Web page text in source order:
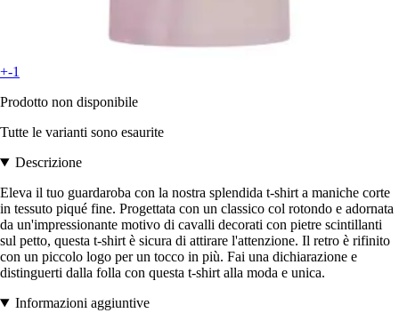
+-1
Prodotto non disponibile
Tutte le varianti sono esaurite
Descrizione
Eleva il tuo guardaroba con la nostra splendida t-shirt a maniche corte
in tessuto piqué fine. Progettata con un classico col rotondo e adornata
da un'impressionante motivo di cavalli decorati con pietre scintillanti
sul petto, questa t-shirt è sicura di attirare l'attenzione. Il retro è rifinito
con un piccolo logo per un tocco in più. Fai una dichiarazione e
distinguerti dalla folla con questa t-shirt alla moda e unica.
Informazioni aggiuntive